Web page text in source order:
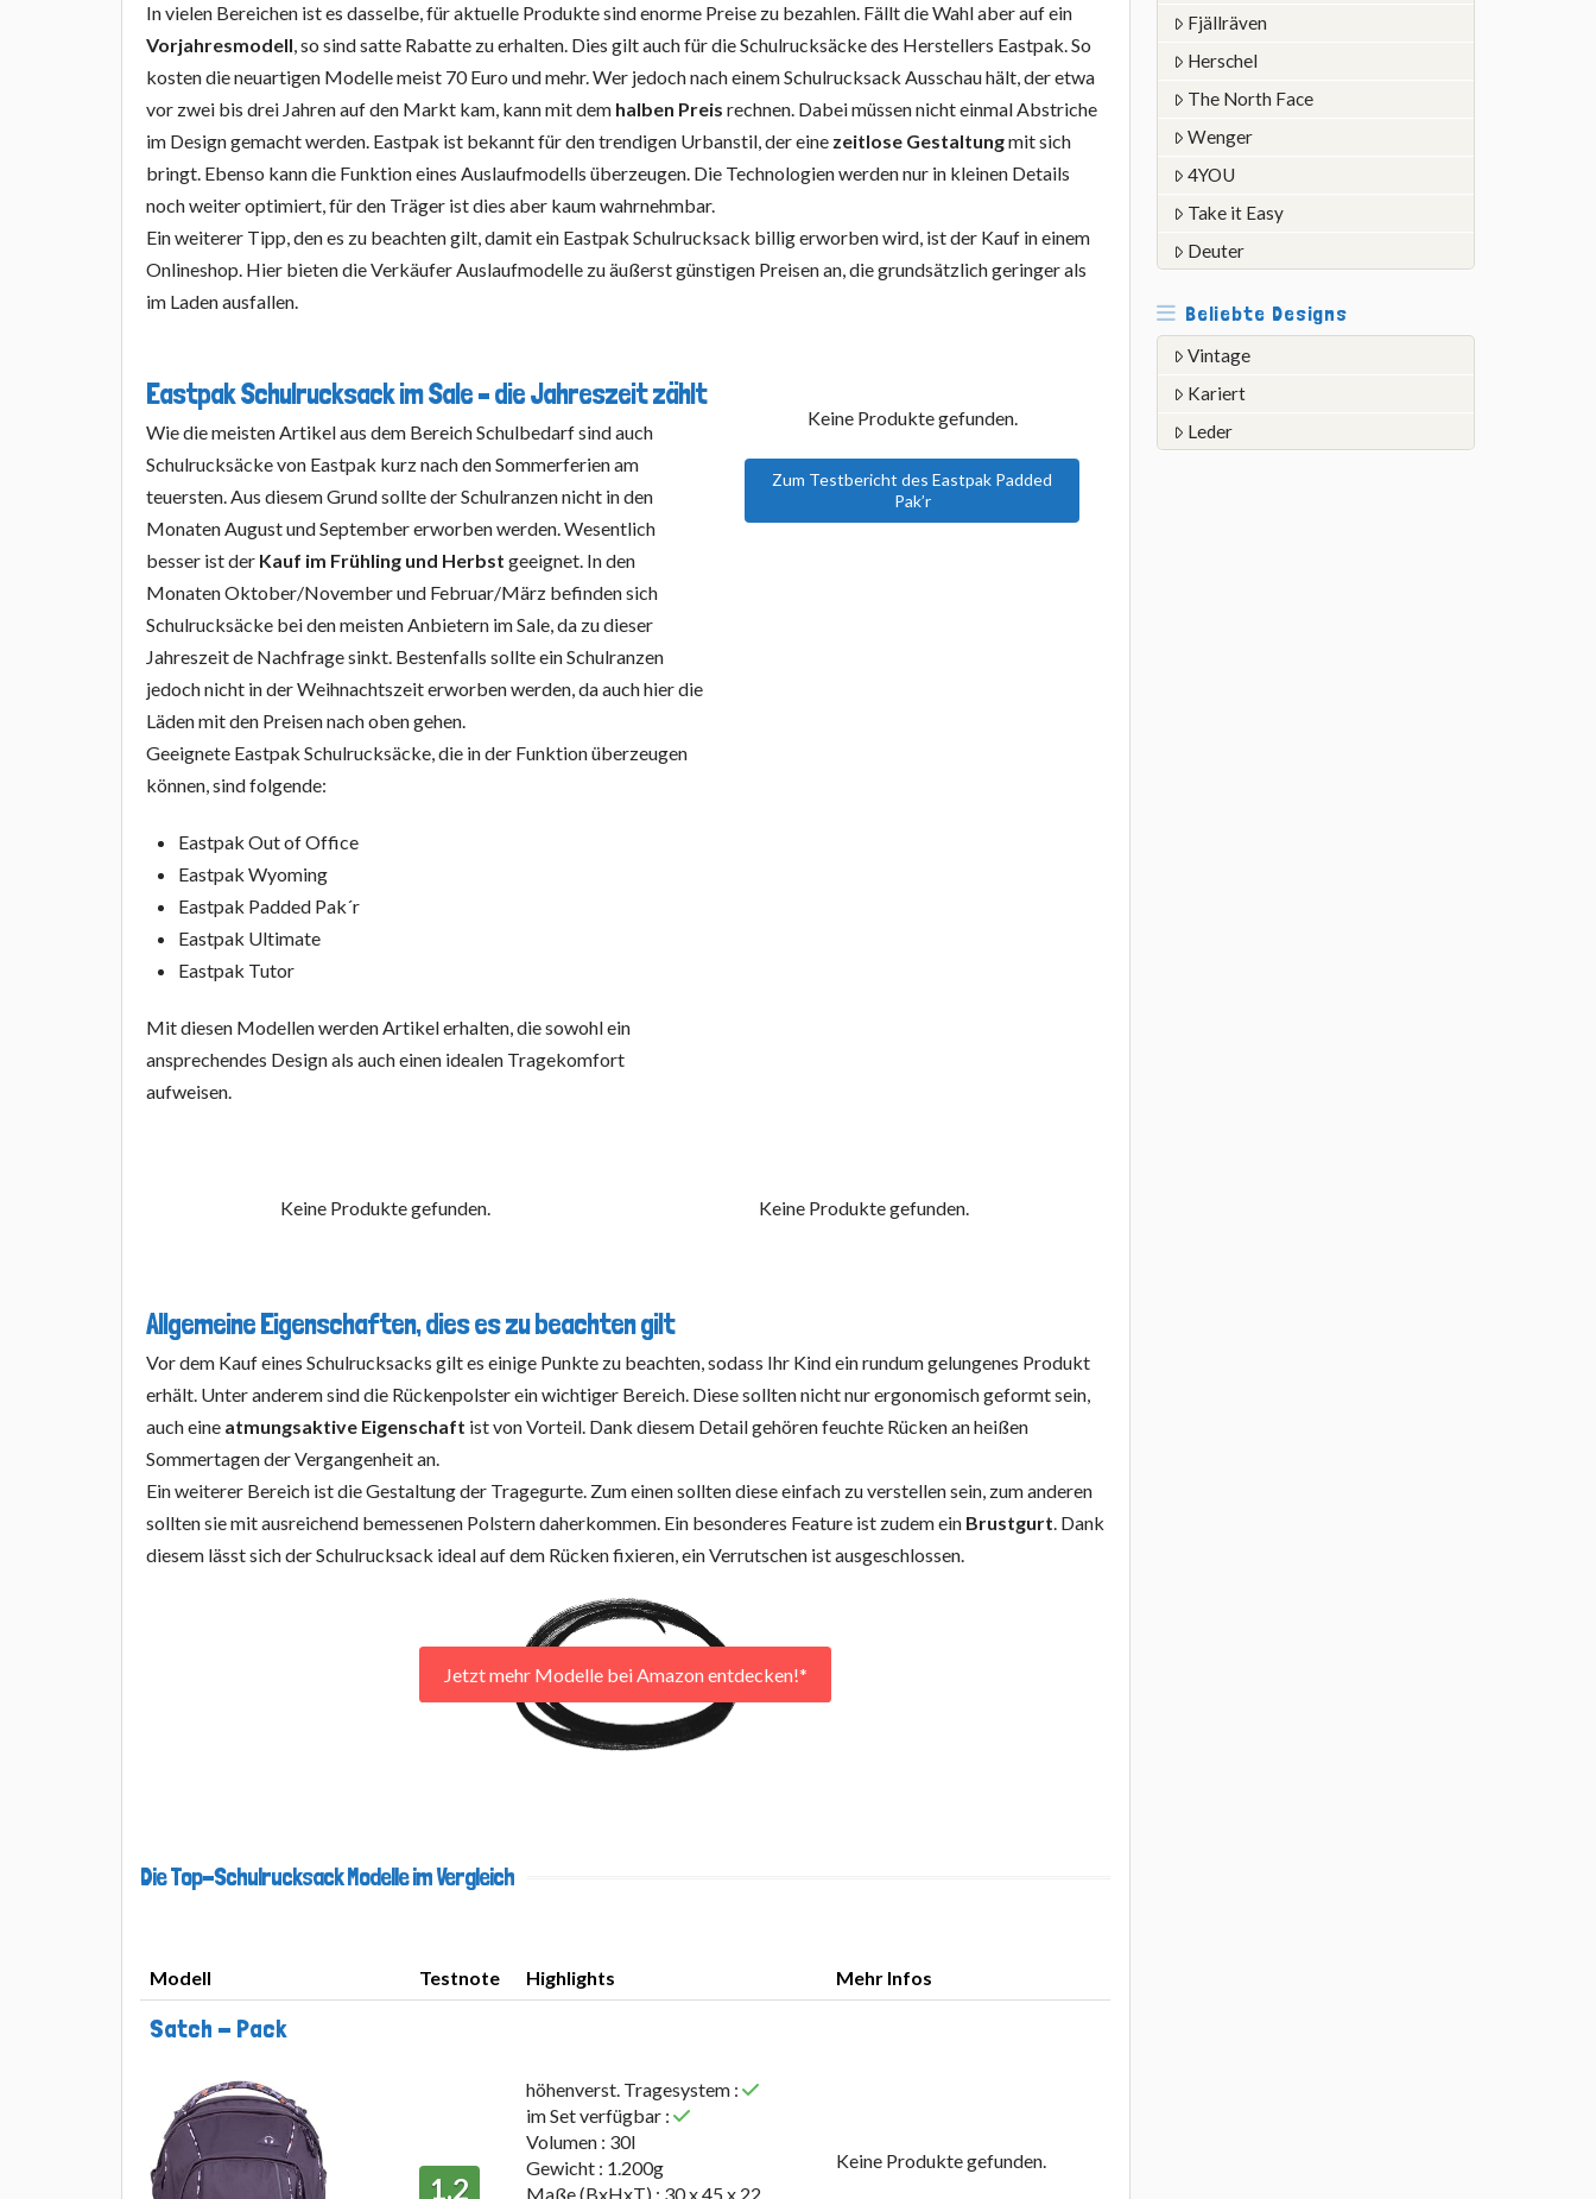
In vielen Bereichen ist es dasselbe, für aktuelle Produkte sind enorme Preise zu bezahlen. Fällt die Wahl aber auf ein
Vorjahresmodell, so sind satte Rabatte zu erhalten. Dies gilt auch für die Schulrucksäcke des Herstellers Eastpak. So
kosten die neuartigen Modelle meist 70 Euro und mehr. Wer jedoch nach einem Schulrucksack Ausschau hält, der etwa
vor zwei bis drei Jahren auf den Markt kam, kann mit dem halben Preisrechnen. Dabei müssen nicht einmal Abstriche
im Design gemacht werden. Eastpak ist bekannt für den trendigen Urbanstil, der eine zeitlose Gestaltungmit sich
bringt. Ebenso kann die Funktion eines Auslaufmodells überzeugen. Die Technologien werden nur in kleinen Details
noch weiter optimiert, für den Träger ist dies aber kaum wahrnehmbar.
Ein weiterer Tipp, den es zu beachten gilt, damit ein Eastpak Schulrucksack billig erworben wird, ist der Kauf in einem
Onlineshop. Hier bieten die Verkäufer Auslaufmodelle zu äußerst günstigen Preisen an, die grundsätzlich geringer als
im Laden ausfallen.
Eastpak Schulrucksack im Sale – die Jahreszeit zählt
Wie die meisten Artikel aus dem Bereich Schulbedarf sind auch
Schulrucksäcke von Eastpak kurz nach den Sommerferien am
teuersten. Aus diesem Grund sollte der Schulranzen nicht in den
Monaten August und September erworben werden. Wesentlich
besser ist der Kauf im Frühling und Herbst geeignet. In den
Monaten Oktober/November und Februar/März befinden sich
Schulrucksäcke bei den meisten Anbietern im Sale, da zu dieser
Jahreszeit de Nachfrage sinkt. Bestenfalls sollte ein Schulranzen
jedoch nicht in der Weihnachtszeit erworben werden, da auch hier die
Läden mit den Preisen nach oben gehen.
Geeignete Eastpak Schulrucksäcke, die in der Funktion überzeugen
können, sind folgende:
Eastpak Out of Office
Eastpak Wyoming
Eastpak Padded Pak´r
Eastpak Ultimate
Eastpak Tutor
Mit diesen Modellen werden Artikel erhalten, die sowohl ein
ansprechendes Design als auch einen idealen Tragekomfort
aufweisen.
Keine Produkte gefunden.
Zum Testbericht des Eastpak Padded
Pak’r
Keine Produkte gefunden. Keine Produkte gefunden.
Allgemeine Eigenschaften, dies es zu beachten gilt
Vor dem Kauf eines Schulrucksacks gilt es einige Punkte zu beachten, sodass Ihr Kind ein rundum gelungenes Produkt
erhält. Unter anderem sind die Rückenpolster ein wichtiger Bereich. Diese sollten nicht nur ergonomisch geformt sein,
auch eine atmungsaktive Eigenschaft ist von Vorteil. Dank diesem Detail gehören feuchte Rücken an heißen
Sommertagen der Vergangenheit an.
Ein weiterer Bereich ist die Gestaltung der Tragegurte. Zum einen sollten diese einfach zu verstellen sein, zum anderen
sollten sie mit ausreichend bemessenen Polstern daherkommen. Ein besonderes Feature ist zudem ein Brustgurt. Dank
diesem lässt sich der Schulrucksack ideal auf dem Rücken fixieren, ein Verrutschen ist ausgeschlossen.
Jetzt mehr Modelle bei Amazon entdecken!*
Die Top-Schulrucksack Modelle im Vergleich
Modell Testnote Highlights
Mehr Infos
Satch - Pack
1,2
höhenverst. Tragesystem :
im Set verfügbar :
Volumen : 30l
Gewicht : 1.200g
Maße (BxHxT) : 30 x 45 x 22
Keine Produkte gefunden.
Fjällräven
Herschel
The North Face
Wenger
4YOU
Take it Easy
Deuter
Beliebte Designs
Vintage
Kariert
Leder